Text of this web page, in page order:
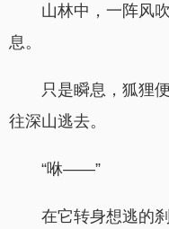
山林中，一阵风
息。
只是瞬息，狐狸
往深山逃去。
“咻——”
在它转身想逃的